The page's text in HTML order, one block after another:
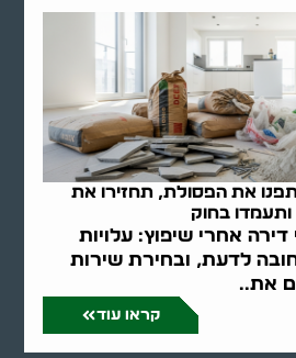
את הפסולת, תחזירו את
ותעמדו בחוק
דירה אחרי שיפוץ: עלויות
לדעת, ובחירת שירות
את..
קראו עוד